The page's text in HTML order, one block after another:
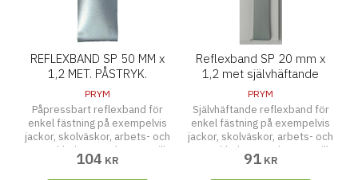
REFLEXBAND SP 50 MM x
1,2 MET. PÅSTRYK.
PRYM
Påpressbart reflexband för
enkel fästning på exempelvis
jackor, skolväskor, arbets- och
sportkläder. Tvättbar upp till
30 grader.
104 KR
Reflexband SP 20 mm x
1,2 met självhäftande
PRYM
Självhäftande reflexband för
enkel fästning på exempelvis
jackor, skolväskor, arbets- och
sportkläder. Tvättbar upp till
30 grader.
91 KR